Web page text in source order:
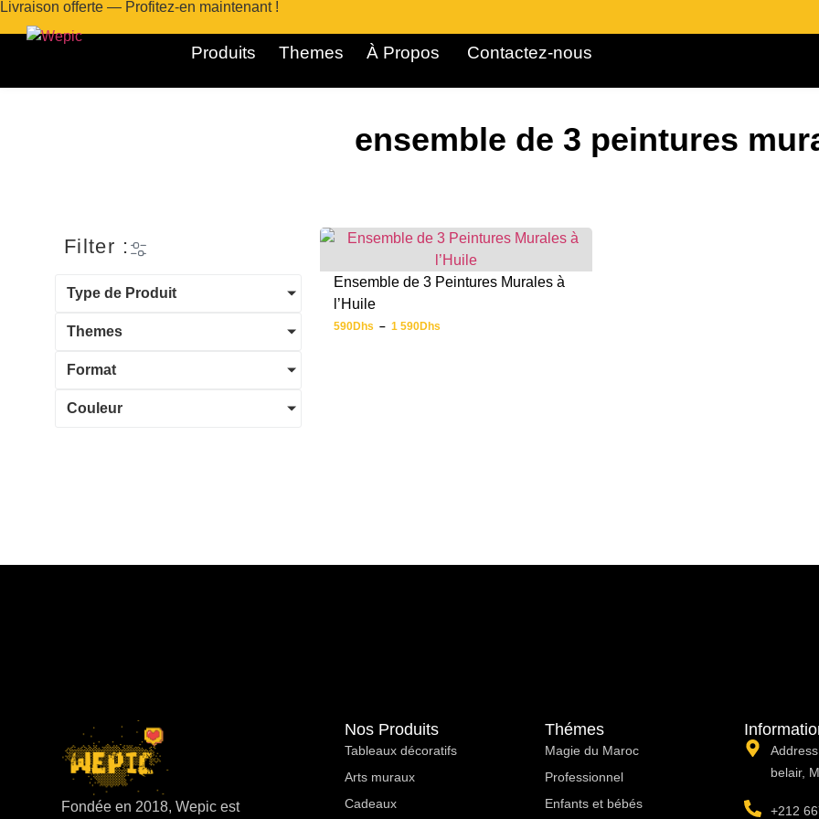
Livraison offerte — Profitez-en maintenant !
Produits Themes À Propos ​ Contactez-nous
ensemble de 3 peintures
Filter :
Type de Produit
Themes
Format
Couleur
Ensemble de 3 Peintures Murales à
l’Huile
590Dhs – 1 590Dhs
Fondée en 2018, Wepic est
Nos Produits
Tableaux décoratifs
Arts muraux
Cadeaux
Thémes
Magie du Maroc
Professionnel
Enfants et bébés
belair,
+212